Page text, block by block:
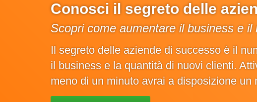
Conosci il segreto delle
Scopri come aumentare il business e il
Il segreto delle aziende di successo è il
il business e la quantità di nuovi clienti.
meno di un minuto avrai a disposizione